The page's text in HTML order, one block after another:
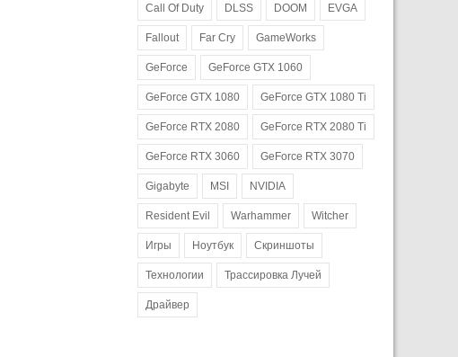
Call Of Duty DLSS DOOM EVGA
Fallout Far Cry GameWorks
GeForce GeForce GTX 1060
GeForce GTX 1080 GeForce GTX 1080 Ti
GeForce RTX 2080 GeForce RTX 2080 Ti
GeForce RTX 3060 GeForce RTX 3070
Gigabyte MSI NVIDIA
Resident Evil Warhammer Witcher
Игры Ноутбук Скриншоты
Технологии Трассировка Лучей
Драйвер